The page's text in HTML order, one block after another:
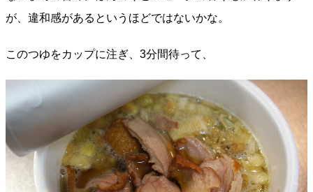
が、違和感があるというほどではないかな。
このつゆをカップに注ぎ、3分間待って、